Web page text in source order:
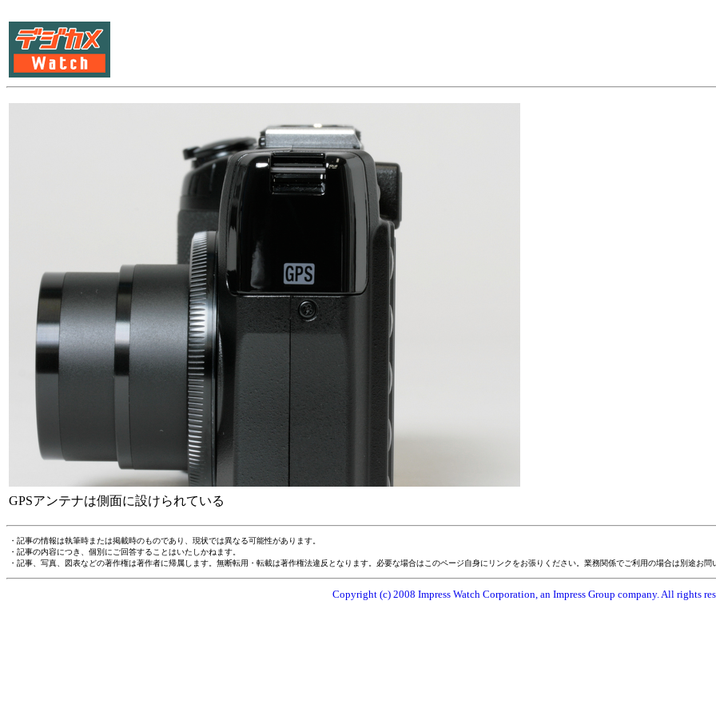
GPSアンテナは側面に設けられている
・記事の情報は執筆時または掲載時のものであり、現状では異なる可能性があります。
・記事の内容につき、個別にご回答することはいたしかねます。
・記事、写真、図表などの著作権は著作者に帰属します。無断転用・転載は著作権法違反となります。必要な場合はこのページ自身にリンクをお張りください。業務関係でご利用の場合は別途お問
Copyright (c) 2008 Impress Watch Corporation, an Impress Group company. All rights